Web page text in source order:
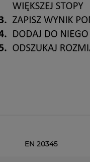
EN 20345